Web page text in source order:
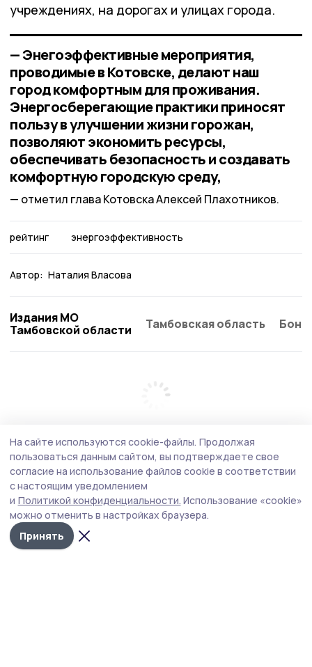
учреждениях, на дорогах и улицах города.
— Энегоэффективные мероприятия,
проводимые в Котовске, делают наш
город комфортным для проживания.
Энергосберегающие практики приносят
пользу в улучшении жизни горожан,
позволяют экономить ресурсы,
обеспечивать безопасность и создавать
комфортную городскую среду,
отметил глава Котовска Алексей Плахотников.
рейтинг энергоэффективность
Автор: Наталия Власова
Издания МО
Тамбовской области
Тамбовская область
На сайте используются cookie-файлы. Продолжая
пользоваться данным сайтом, вы подтверждаете свое
согласие на использование файлов cookie в соответствии
с настоящим уведомлением
и Политикой конфиденциальности. Использование «cookie»
можно отменить в настройках браузера.
Принять